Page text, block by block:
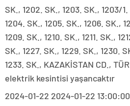
SK., 1202. SK., 1203. SK., 1203/
1204. SK., 1205. SK., 1206. SK.,
1209. SK., 1210. SK., 1211. SK.,
SK., 1227. SK., 1229. SK., 1230.
1233. SK., KAZAKİSTAN CD.,
elektrik kesintisi yaşancaktır
2024-01-22 2024-01-22